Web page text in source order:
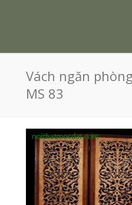
Vách ngăn
MS 83